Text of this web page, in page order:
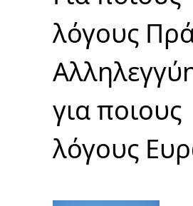
λόγους
για ποιους
λόγους